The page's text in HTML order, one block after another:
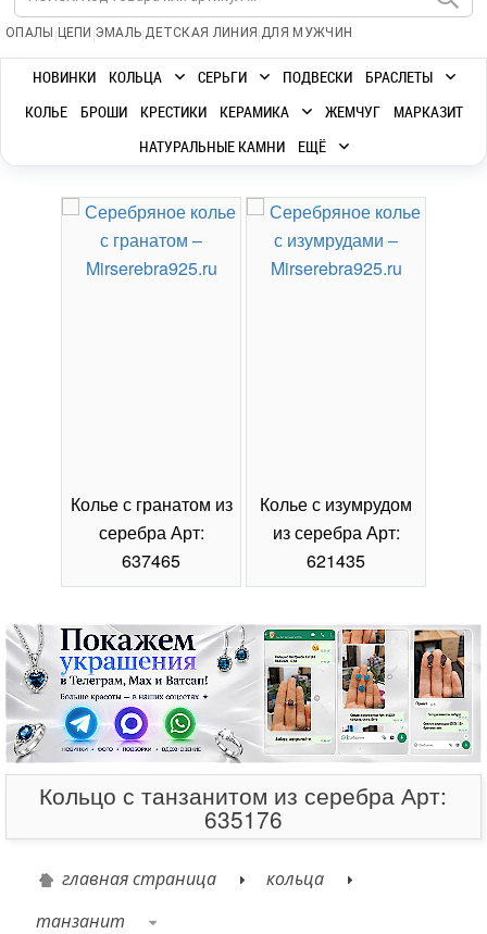
ОПАЛЫ | ЦЕПИ |ЭМАЛЬ|ДЕТСКАЯ ЛИНИЯ |ДЛЯ МУЖЧИН
НОВИНКИ КОЛЬЦА СЕРЬГИ ПОДВЕСКИ
БРАСЛЕТЫ
КОЛЬЕ
БРОШИ КРЕСТИКИ КЕРАМИКА ЖЕМЧУГ
МАРКАЗИТ
НАТУРАЛЬНЫЕ КАМНИ
ЕЩЁ
Колье с гранатом из
серебра Арт:
637465
Колье с изумрудом
из серебра Арт:
621435
Кольцо с танзанитом из серебра Арт:
635176
главная страница
кольца
танзанит